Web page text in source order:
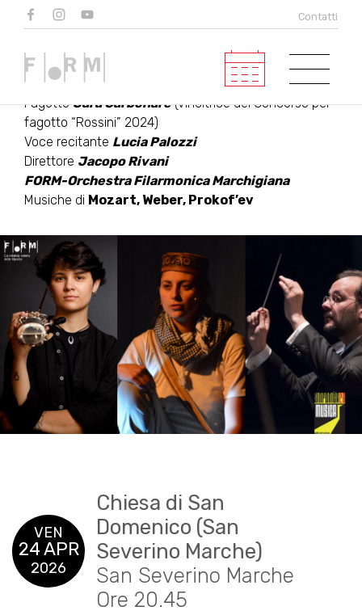
Contatti
MOZART, WEBER E…
PIERINO
FagottoSara Carbonare(vincitrice del Concorso per
fagotto “Rossini” 2024)
Voce recitante Lucia Palozzi
Direttore Jacopo Rivani
FORM-Orchestra Filarmonica Marchigiana
Musiche di Mozart, Weber, Prokof’ev
VEN
24 APR
2026
Chiesa di San
Domenico (San
Severino Marche)
San Severino Marche
Ore 20.45